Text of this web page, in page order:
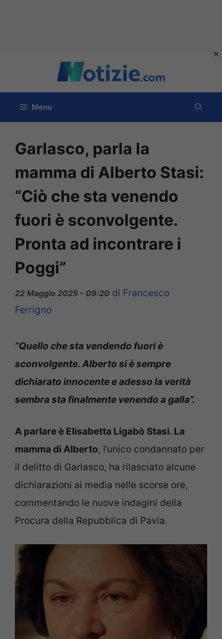
contenuto
Menu
Garlasco, parla la
mamma di Alberto Stasi:
“Ciò che sta venendo
fuori è sconvolgente.
Pronta ad incontrare i
Poggi”
22 Maggio 2025 - 09:20 di Francesco
Ferrigno
“Quello che sta vendendo fuori è
sconvolgente. Alberto si è sempre
dichiarato innocente e adesso la verità
sembra sta finalmente venendo a galla”.
A parlare è Elisabetta Ligabò Stasi. La
mamma di Alberto, l’unico condannato per
il delitto di Garlasco, ha rilasciato alcune
dichiarazioni ai media nelle scorse ore,
commentando le nuove indagini della
Procura della Repubblica di Pavia.